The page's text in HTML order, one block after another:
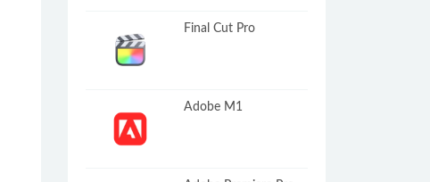
Final Cut Pro
Adobe M1